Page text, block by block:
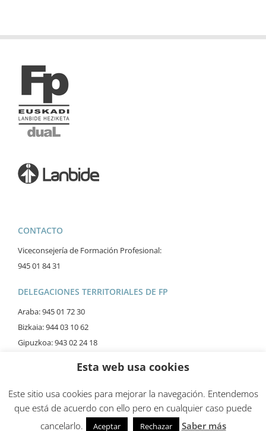
CONTACTO
Viceconsejería de Formación Profesional:
945 01 84 31
DELEGACIONES TERRITORIALES DE FP
Araba: 945 01 72 30
Bizkaia: 944 03 10 62
Gipuzkoa: 943 02 24 18
© FP Dual Euskadi
Política de Privacidad
Esta web usa cookies
Este sitio usa cookies para mejorar la navegación. Entendemos
que está de acuerdo con ello pero en cualquier caso puede
cancelarlo.
Aceptar Rechazar Saber más